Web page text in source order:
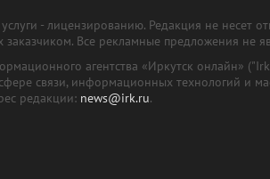
- лицензированию. Редакция не несет
Все рекламные предложения не
агентства «Иркутск
связи, информационных технологий и
редакции: news@irk.ru.